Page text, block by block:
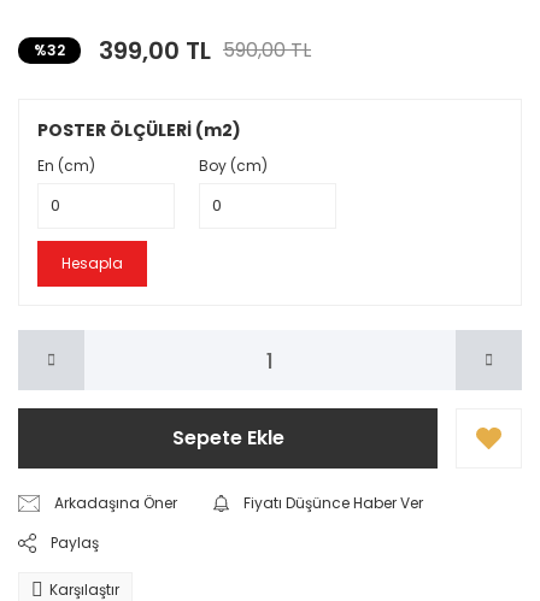
%32 399,00 TL 590,00 TL
POSTER ÖLÇÜLERİ (m2)
En (cm) Boy (cm)
Hesapla
Sepete Ekle
Arkadaşına Öner
Fiyatı Düşünce Haber Ver
Paylaş
Karşılaştır